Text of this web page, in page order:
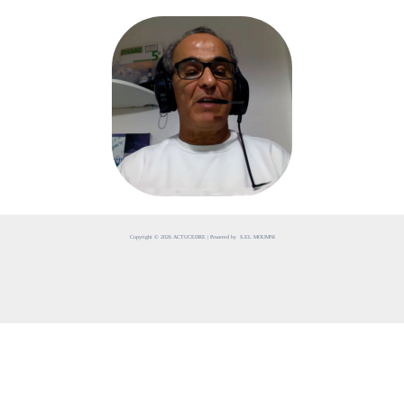
Copyright © 2026 ACTUCEDRE | Powered by S.EL MOUMNI